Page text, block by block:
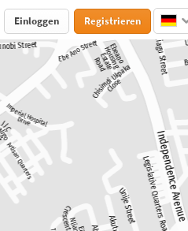
Einloggen Registrieren